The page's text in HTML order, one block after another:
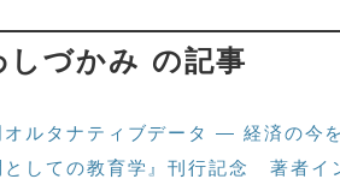
しづかみ の記事
ルタナティブデータ — 経済の今
としての教育学』刊行記念 著者イ